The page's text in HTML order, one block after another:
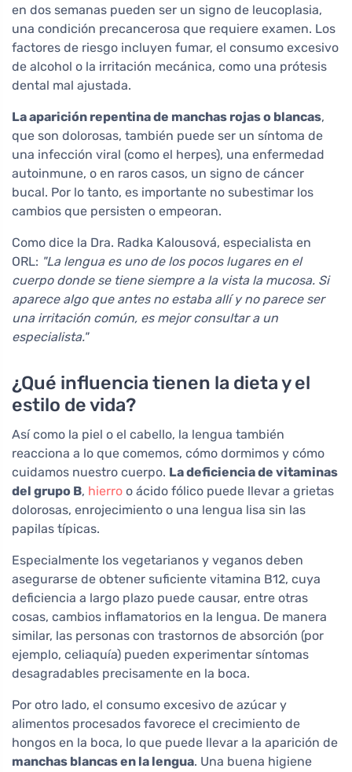
en dos semanas pueden ser un signo de leucoplasia,
una condición precancerosa que requiere examen. Los
factores de riesgo incluyen fumar, el consumo excesivo
de alcohol o la irritación mecánica, como una prótesis
dental mal ajustada.
La aparición repentina de manchas rojas o blancas,
que son dolorosas, también puede ser un síntoma de
una infección viral (como el herpes), una enfermedad
autoinmune, o en raros casos, un signo de cáncer
bucal. Por lo tanto, es importante no subestimar los
cambios que persisten o empeoran.
Como dice la Dra. Radka Kalousová, especialista en
ORL: "La lengua es uno de los pocos lugares en el
cuerpo donde se tiene siempre a la vista la mucosa. Si
aparece algo que antes no estaba allí y no parece ser
una irritación común, es mejor consultar a un
especialista."
¿Qué influencia tienen la dieta y el
estilo de vida?
Así como la piel o el cabello, la lengua también
reacciona a lo que comemos, cómo dormimos y cómo
cuidamos nuestro cuerpo. La deficiencia de vitaminas
del grupo B, hierro o ácido fólico puede llevar a grietas
dolorosas, enrojecimiento o una lengua lisa sin las
papilas típicas.
Especialmente los vegetarianos y veganos deben
asegurarse de obtener suficiente vitamina B12, cuya
deficiencia a largo plazo puede causar, entre otras
cosas, cambios inflamatorios en la lengua. De manera
similar, las personas con trastornos de absorción (por
ejemplo, celiaquía) pueden experimentar síntomas
desagradables precisamente en la boca.
Por otro lado, el consumo excesivo de azúcar y
alimentos procesados favorece el crecimiento de
hongos en la boca, lo que puede llevar a la aparición de
manchas blancas en la lengua. Una buena higiene